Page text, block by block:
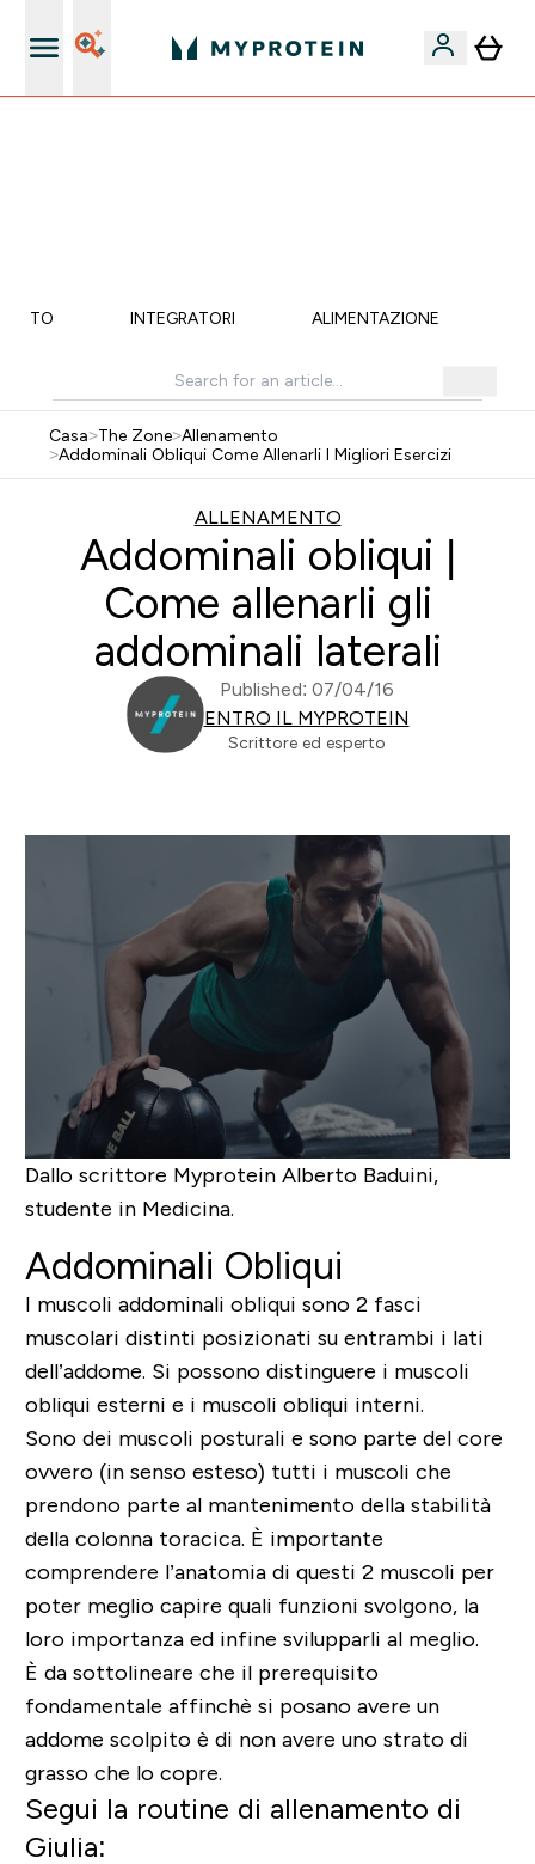
INTEGRATORI ALIMENTAZIONE
Casa>The Zone>Allenamento
>Addominali Obliqui Come Allenarli I Migliori Esercizi
ALLENAMENTO
Addominali obliqui |
Come allenarli gli
addominali laterali
Published: 07/04/16
ENTRO IL MYPROTEIN
Scrittore ed esperto
Dallo scrittore Myprotein Alberto Baduini,
studente in Medicina.
Addominali Obliqui
I muscoli addominali obliqui sono 2 fasci
muscolari distinti posizionati su entrambi i lati
dell’addome. Si possono distinguere i muscoli
obliqui esterni e i muscoli obliqui interni.
Sono dei muscoli posturali e sono parte del core
ovvero (in senso esteso) tutti i muscoli che
prendono parte al mantenimento della stabilità
della colonna toracica. È importante
comprendere l’anatomia di questi 2 muscoli per
poter meglio capire quali funzioni svolgono, la
loro importanza ed infine svilupparli al meglio.
È da sottolineare che il prerequisito
fondamentale affinchè si posano avere un
addome scolpito è di non avere uno strato di
grasso che lo copre.
Segui la routine di allenamento di
Giulia: